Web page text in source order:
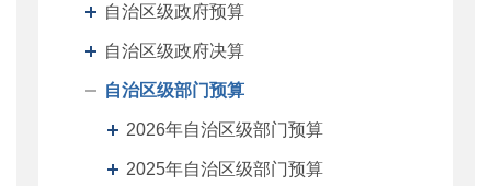
自治区级政府预算
自治区级政府决算
自治区级部门预算
2026年自治区级部门预算
2025年自治区级部门预算